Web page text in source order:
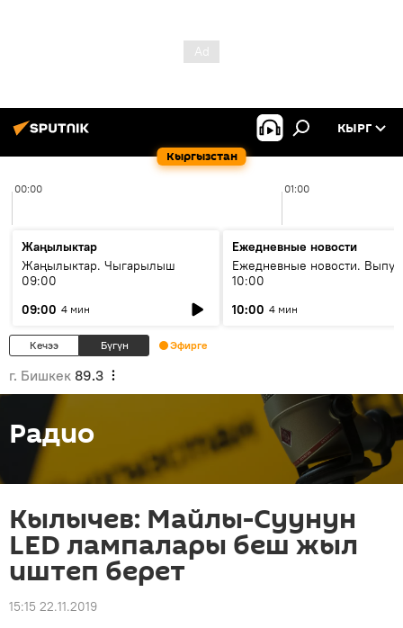
Кыргызстан
КЫРГ
00:00 01:00
Жаңылыктар
Жаңылыктар. Чыгарылыш
09:00
09:00 4 мин
Ежедневные новости
Ежедневные новости.
10:00
10:00 4 мин
Кечээ Бүгүн Эфирге
г. Бишкек 89.3
Радио
Кылычев: Майлы-Суунун
LED лампалары беш жыл
иштеп берет
15:15 22.11.2019